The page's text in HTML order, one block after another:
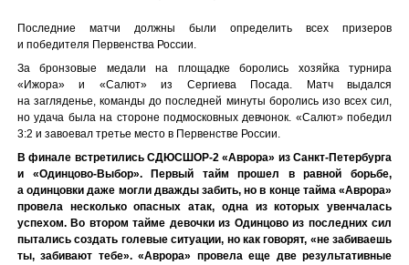
Последние матчи должны были определить всех призеров
и победителя Первенства России.
За бронзовые медали на площадке боролись хозяйка турнира
«Ижора» и «Салют» из Сергиева Посада. Матч выдался
на загляденье, команды до последней минуты боролись изо всех сил,
но удача была на стороне подмосковных девчонок. «Салют» победил
3:2 и завоевал третье место в Первенстве России.
В финале встретились СДЮСШОР-2 «Аврора» из Санкт-Петербурга
и «Одинцово-Выбор». Первый тайм прошел в равной борьбе,
а одинцовки даже могли дважды забить, но в конце тайма «Аврора»
провела несколько опасных атак, одна из которых увенчалась
успехом. Во втором тайме девочки из Одинцово из последних сил
пытались создать голевые ситуации, но как говорят, «не забиваешь
ты, забивают тебе». «Аврора» провела еще две результативные